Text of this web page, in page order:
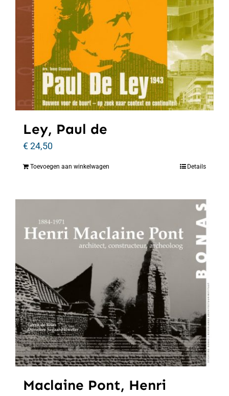
Ley, Paul de
€24,50
Toevoegen aan winkelwagen Details
Maclaine Pont, Henri